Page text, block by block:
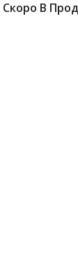
Скоро В